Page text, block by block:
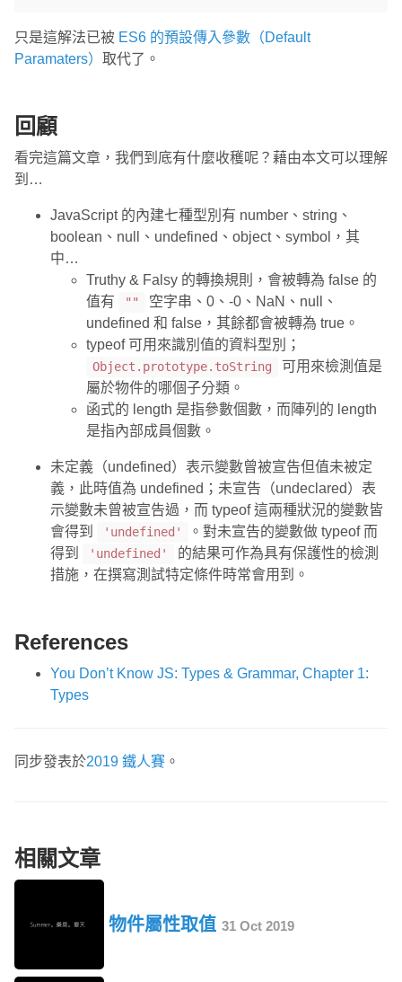
只是這解法已被 ES6 的預設傳入參數（Default
Paramaters） 取代了。
回顧
看完這篇文章，我們到底有什麼收穫呢？藉由本文可以理解
到…
JavaScript 的內建七種型別有 number、string、
boolean、null、undefined、object、symbol，其
中…
Truthy & Falsy 的轉換規則，會被轉為 false 的
值有
""
空字串、0、-0、NaN、null、
undefined 和 false，其餘都會被轉為 true。
typeof 可用來識別值的資料型別；
Object.prototype.toString
可用來檢測值是
屬於物件的哪個子分類。
函式的 length 是指參數個數，而陣列的 length
是指內部成員個數。
未定義（undefined）表示變數曾被宣告但值未被定
義，此時值為 undefined；未宣告（undeclared）表
示變數未曾被宣告過，而 typeof 這兩種狀況的變數皆
會得到
'undefined'
。對未宣告的變數做 typeof 而
得到
'undefined'
的結果可作為具有保護性的檢測
措施，在撰寫測試特定條件時常會用到。
References
You Don’t Know JS: Types & Grammar, Chapter 1:
Types
同步發表於2019 鐵人賽 。
相關文章
物件屬性取值 31 Oct 2019